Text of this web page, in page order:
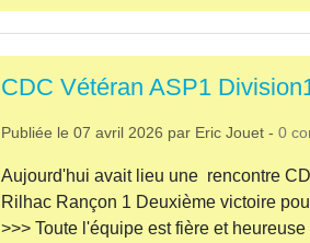
CDC Vétéran ASP1
Publiée le 07 avril 2026 par Eric Jouet - 0
Aujourd'hui avait lieu une rencontre
Rilhac Rançon 1 Deuxième victoire
>>> Toute l'équipe est fière et